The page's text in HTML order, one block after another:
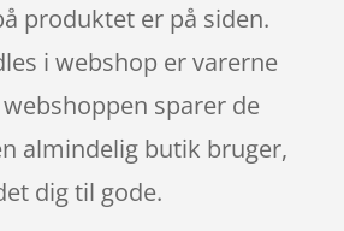
produktet er på siden.
i webshop er varerne
sparer de
almindelig butik bruger,
dig til gode.